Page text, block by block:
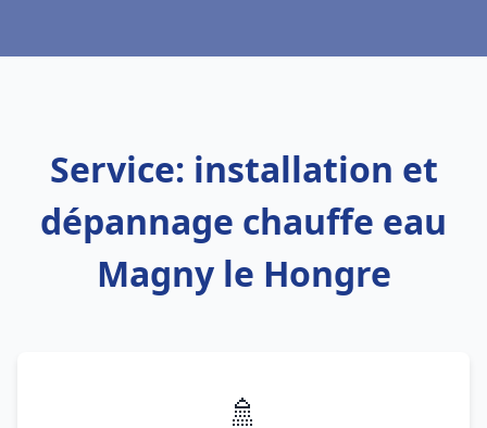
Service: installation et
dépannage chauffe eau
Magny le Hongre
🚿